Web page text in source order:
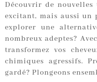
Découvrir de
excitant, mais aussi un
explorer une
nombreux adeptes?
transformez vos
chimiques agressifs.
gardé? Plongeons